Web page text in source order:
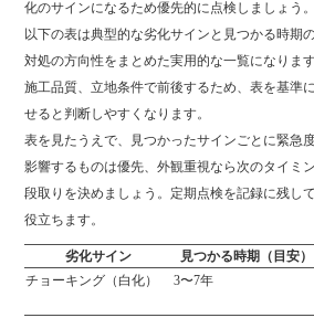
化のサインになるため優先的に点検しましょう。
以下の表は典型的な劣化サインと見つかる時期
対処の方向性をまとめた実用的な一覧になりま
施工品質、立地条件で前後するため、表を基準
せると判断しやすくなります。
表を見たうえで、見つかったサインごとに緊急
影響するものは優先、外観重視なら次のタイミ
段取りを決めましょう。定期点検を記録に残し
役立ちます。
劣化サイン 見つかる時期（目安）
チョーキング（白化）
3〜7年